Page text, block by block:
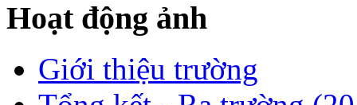
Hoạt động ảnh
Giới thiệu trường